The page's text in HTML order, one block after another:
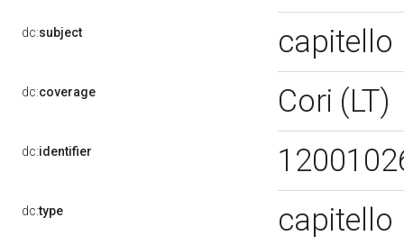
dc:subject capitello
dc:coverage Cori (LT)
dc:identifier
dc:type capitello